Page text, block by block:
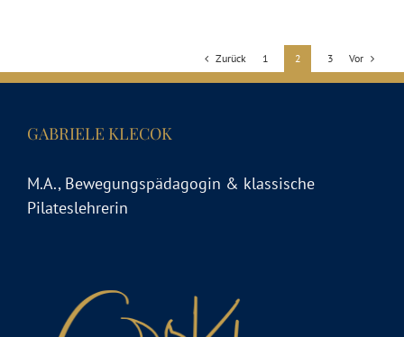
Zurück 1 2 3 Vor
GABRIELE KLECOK
M.A., Bewegungspädagogin & klassische
Pilateslehrerin